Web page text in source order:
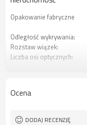
Opakowanie fabryczne
Odległość wykrywania:
Rozstaw wiązek:
Liczba osi optycznych:
Wtyczka interfejsu
Ocena
DODAJ RECENZJĘ